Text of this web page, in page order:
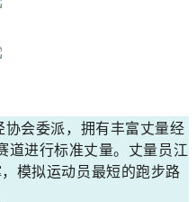
协会委派，拥有丰富丈量经
道进行标准丈量。丈量员江
模拟运动员最短的跑步路